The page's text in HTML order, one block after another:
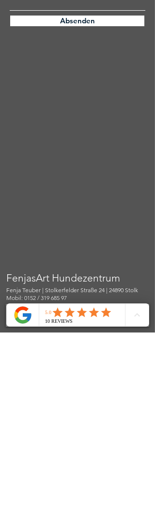
Absenden
FenjasArt Hundezentrum
Fenja Teuber | Stolkerfelder Straße 24 | 24890 Stolk
Mobil: 0152 / 319 685 97
E-Mail:info@fenjasart.de|www.fenjasart.de